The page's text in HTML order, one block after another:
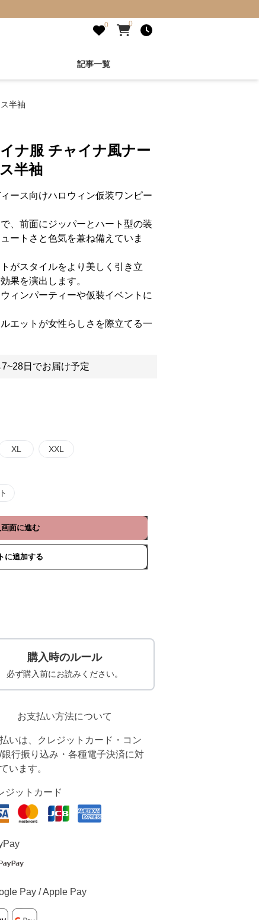
0 0
記事一覧
半袖
ナ服 チャイナ風ナー
半袖
ース向けハロウィン仮装ワンピー
、前面にジッパーとハート型の装
ートさと色気を兼ね備えていま
がスタイルをより美しく引き立
果を演出します。
ィンパーティーや仮装イベントに
エットが女性らしさを際立てる一
日でお届け予定
XL XXL
面に進む
に追加する
購入時のルール
必ず購入前にお読みください。
お支払い方法について
いは、クレジットカード・コン
銀行振り込み・各種電子決済に対
います。
ジットカード
Pay / Apple Pay